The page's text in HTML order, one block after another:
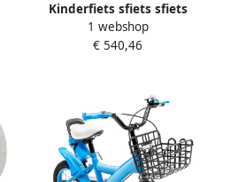
Kinderfiets sfiets sfiets
Naar school fietsen Robuust
stalen frame 20 inch Zwart
1 webshop
€ 540,46